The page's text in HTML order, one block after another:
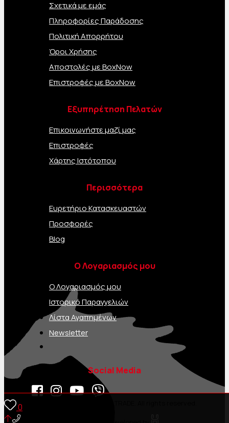
0
Σχετικά με εμάς
Πληροφορίες Παράδοσης
Πολιτική Απορρήτου
Όροι Χρήσης
Αποστολές με BoxNow
Επιστροφές με BoxNow
Εξυπηρέτηση Πελατών
Επικοινωνήστε μαζί μας
Επιστροφές
Χάρτης Ιστότοπου
Περισσότερα
Ευρετήριο Κατασκευαστών
Προσφορές
Blog
Ο Λογαριασμός μου
Ο Λογαριασμός μου
Ιστορικό Παραγγελιών
Λίστα Αγαπημένων
Newsletter
Social Media